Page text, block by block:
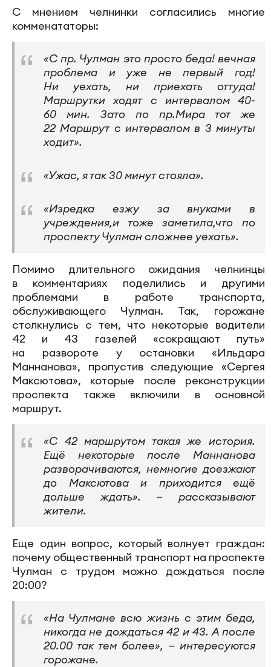
С мнением челнинки согласились многие
комменататоры:
«С пр. Чулман это просто беда! вечная
проблема и уже не первый год!
Ни уехать, ни приехать оттуда!
Маршрутки ходят с интервалом 40-
60 мин. Зато по пр.Мира тот же
22 Маршрут с интервалом в 3 минуты
ходит».
«Ужас, я так 30 минут стояла».
«Изредка езжу за внуками в
учреждения,и тоже заметила,что по
проспекту Чулман сложнее уехать».
Помимо длительного ожидания челнинцы
в комментариях поделились и другими
проблемами в работе транспорта,
обслуживающего Чулман. Так, горожане
столкнулись с тем, что некоторые водители
42 и 43 газелей «сокращают путь»
на развороте у остановки «Ильдара
Маннанова», пропустив следующие «Сергея
Максютова», которые после реконструкции
проспекта также включили в основной
маршрут.
«С 42 маршрутом такая же история.
Ещё некоторые после Маннанова
разворачиваются, немногие доезжают
до Максютова и приходится ещё
дольше ждать». — рассказывают
жители.
Еще один вопрос, который волнует граждан:
почему общественный транспорт на проспекте
Чулман с трудом можно дождаться после
20:00?
«На Чулмане всю жизнь с этим беда,
никогда не дождаться 42 и 43. А после
20.00 так тем более», — интересуются
горожане.